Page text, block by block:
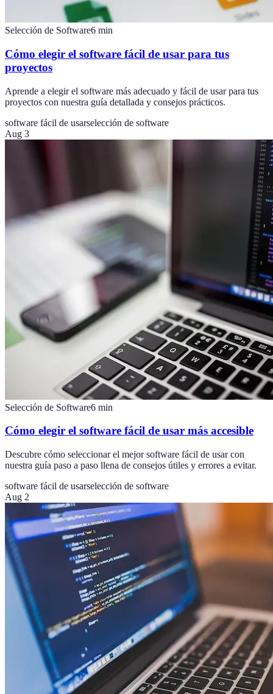
Selección de Software6 min
Cómo elegir el software fácil de usar para tus
proyectos
Aprende a elegir el software más adecuado y fácil de usar para tus
proyectos con nuestra guía detallada y consejos prácticos.
software fácil de usarselección de software
Aug 3
Selección de Software6 min
Cómo elegir el software fácil de usar más accesible
Descubre cómo seleccionar el mejor software fácil de usar con
nuestra guía paso a paso llena de consejos útiles y errores a evitar.
software fácil de usarselección de software
Aug 2